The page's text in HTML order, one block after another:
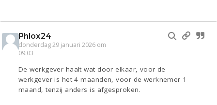
Phlox24
donderdag 29 januari 2026 om
09:03
De werkgever haalt wat door elkaar, voor de
werkgever is het 4 maanden, voor de werknemer 1
maand, tenzij anders is afgesproken.